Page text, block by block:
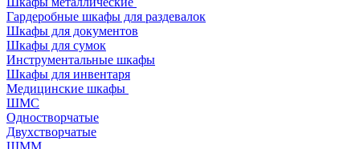
Гардеробные шкафы для раздевалок
Шкафы для документов
Шкафы для сумок
Инструментальные шкафы
Шкафы для инвентаря
Медицинские шкафы
ШМС
Одностворчатые
Двухстворчатые
ШММ